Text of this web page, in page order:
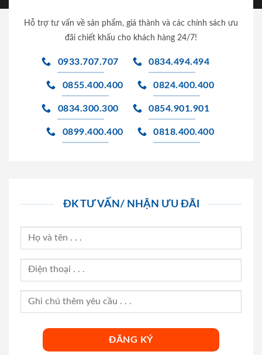
Hỗ trợ tư vấn về sản phẩm, giá thành và các chính sách ưu
đãi chiết khấu cho khách hàng 24/7!
0933.707.707 0834.494.494
0855.400.400 0824.400.400
0834.300.300 0854.901.901
0899.400.400 0818.400.400
ĐK TƯ VẤN/ NHẬN ƯU ĐÃI